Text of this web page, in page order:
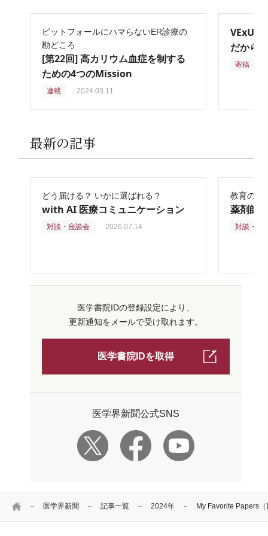
HOME 医学界新聞 記事一覧 2024年 My Favorite Papers
ピットフォールにハマらないER診療の
勘どころ
[第22回] 高カリウム血症を制する
ための4つのMission
連載 2024.03.11
VExUS
だから
寄稿
最新の記事
どう届ける？ いかに選ばれる？
with AI 医療コミュニケーション
対談・座談会 2026.07.14
教育の再
薬剤師
対談・座
医学書院IDの登録設定により、
更新通知をメールで受け取れます。
医学書院IDを取得
医学界新聞公式SNS